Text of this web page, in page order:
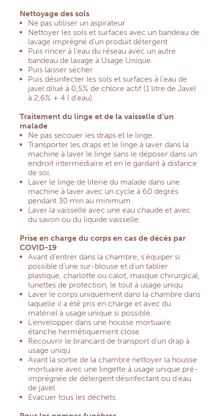
Nettoyage des sols
Ne pas utiliser un aspirateur
Nettoyer les sols et surfaces avec un bandeau de
lavage imprégné d’un produit détergent
Puis rincer à l’eau du réseau avec un autre
bandeau de lavage à Usage Unique.
Puis laisser sécher
Puis désinfecter les sols et surfaces à l’eau de
javel dilué à 0,5% de chlore actif (1 litre de Javel
à 2,6% + 4 l d’eau).
Traitement du linge et de la vaisselle d’un
malade
Ne pas secouer les draps et le linge.
Transporter les draps et le linge à laver dans la
machine à laver le linge sans le déposer dans un
endroit intermédiaire et en le gardant à distance
de soi.
Laver le linge de literie du malade dans une
machine à laver avec un cycle à 60 degrés
pendant 30 min au minimum.
Laver la vaisselle avec une eau chaude et avec
du savon ou du liquide vaisselle.
Prise en charge du corps en cas de décès par
COVID-19
Avant d’entrer dans la chambre, s’équiper si
possible d’une sur-blouse et d’un tablier
plastique, charlotte ou calot, masque chirurgical,
lunettes de protection, le tout à usage uniqu
Laver le corps uniquement dans la chambre dans
laquelle il a été pris en charge et avec du
matériel à usage unique si possible.
L’envelopper dans une housse mortuaire
étanche hermétiquement close.
Recouvrir le brancard de transport d’un drap à
usage uniqu
Avant la sortie de la chambre nettoyer la housse
mortuaire avec une lingette à usage unique pré-
imprégnée de détergent désinfectant ou d’eau
de javel.
Evacuer tous les déchets.